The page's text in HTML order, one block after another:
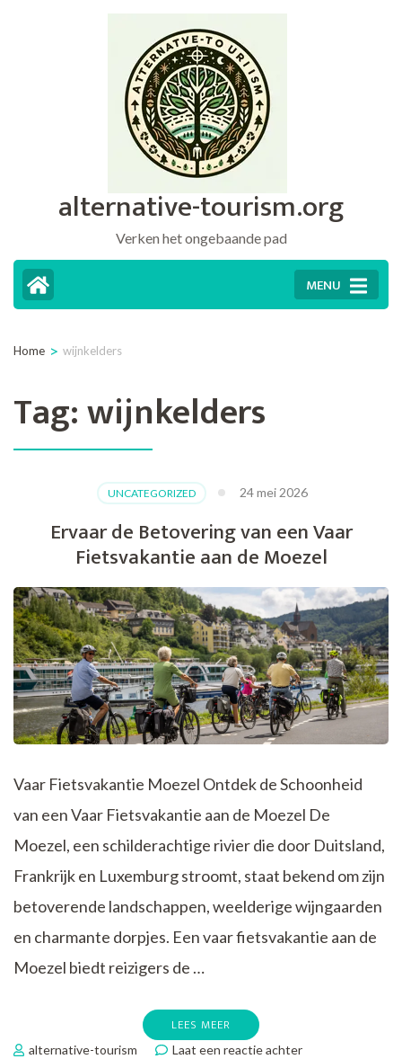
alternative-tourism.org
Verken het ongebaande pad
MENU
Home > wijnkelders
Tag:wijnkelders
UNCATEGORIZED 24 mei 2026
Ervaar de Betovering van een Vaar
Fietsvakantie aan de Moezel
Vaar Fietsvakantie Moezel Ontdek de Schoonheid
van een Vaar Fietsvakantie aan de Moezel De
Moezel, een schilderachtige rivier die door Duitsland,
Frankrijk en Luxemburg stroomt, staat bekend om zijn
betoverende landschappen, weelderige wijngaarden
en charmante dorpjes. Een vaar fietsvakantie aan de
Moezel biedt reizigers de …
LEES MEER
alternative-tourism Laat een reactie achterop